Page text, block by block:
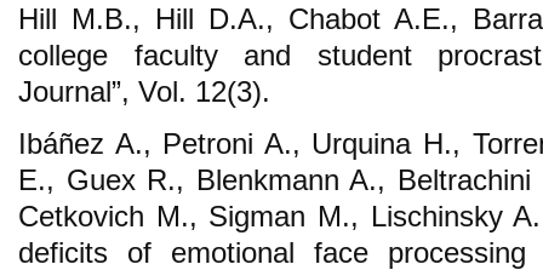
Hill M.B., Hill D.A., Chabot A.E.,
college faculty and student
Journal”, Vol. 12(3).
Ibáñez A., Petroni A., Urquina H.,
E., Guex R., Blenkmann A.,
Cetkovich M., Sigman M., Lischinsky
deficits of emotional face